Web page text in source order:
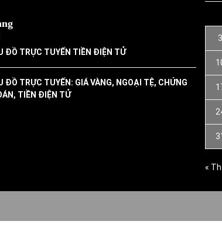
ĐỒ TRỰC TUYẾN TIỀN ĐIỆN TỬ
ĐỒ TRỰC TUYẾN: GIÁ VÀNG, NGOẠI TỆ, CHỨNG
TIỀN ĐIỆN TỬ
3
«